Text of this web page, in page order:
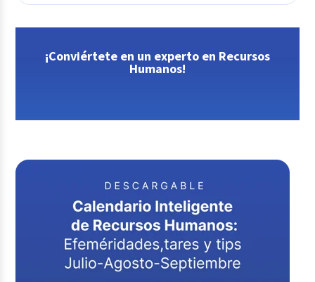
¡Conviértete en un experto en Recursos
Humanos!